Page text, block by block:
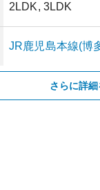
2LDK, 3LDK
JR鹿児島本線(博
さらに詳